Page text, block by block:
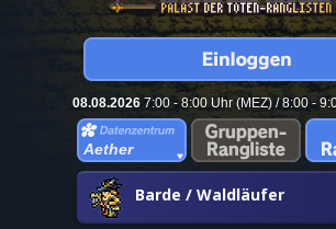
08.08.2026 7:00 - 8:00 Uhr (MEZ) / 8:00 -
Aether
Barde / Waldläufer